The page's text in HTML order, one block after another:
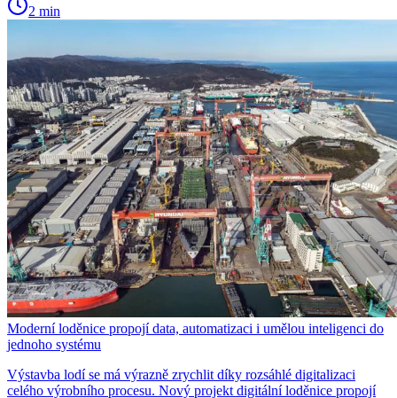
2 min
Moderní loděnice propojí data, automatizaci i umělou inteligenci do
jednoho systému
Výstavba lodí se má výrazně zrychlit díky rozsáhlé digitalizaci
celého výrobního procesu. Nový projekt digitální loděnice propojí